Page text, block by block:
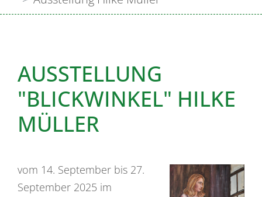
AUSSTELLUNG
"BLICKWINKEL" HILKE
MÜLLER
vom 14. September bis 27.
September 2025 im